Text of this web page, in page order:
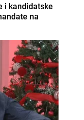
i kandidatske
na